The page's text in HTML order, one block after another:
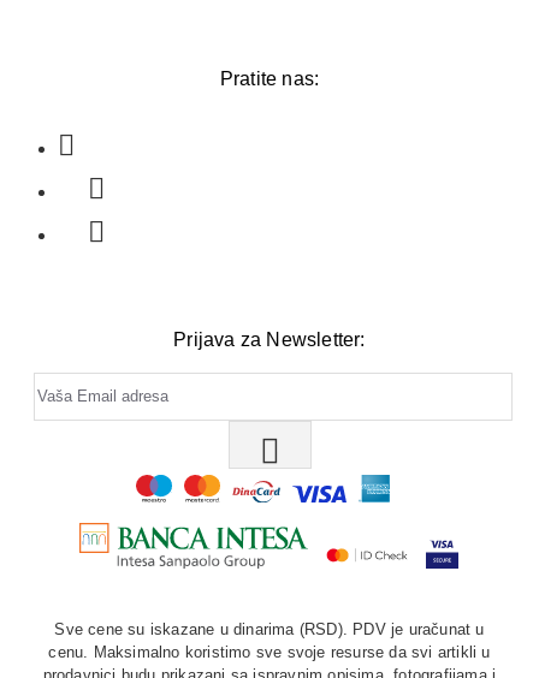
Pratite nas:
Prijava za Newsletter:
Sve cene su iskazane u dinarima (RSD). PDV je uračunat u
cenu. Maksimalno koristimo sve svoje resurse da svi artikli u